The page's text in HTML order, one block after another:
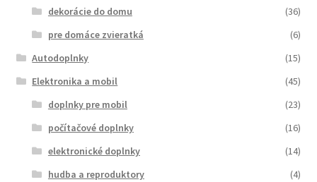
dekorácie do domu
(36)
pre domáce zvieratká
(6)
Autodoplnky
(15)
Elektronika a mobil
(45)
doplnky pre mobil
(23)
počítačové doplnky
(16)
elektronické doplnky
(14)
hudba a reproduktory
(4)